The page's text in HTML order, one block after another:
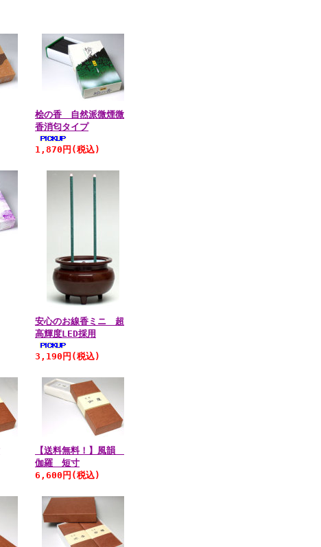
桧の香 自然派微煙微
香消匂タイプ
1,870円 (税込)
安心のお線香ミニ 超
高輝度LED採用
3,190円 (税込)
【送料無料！】風韻
伽羅 短寸
6,600円 (税込)